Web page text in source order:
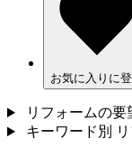
お気に入りに
リフォームの要
キーワード別